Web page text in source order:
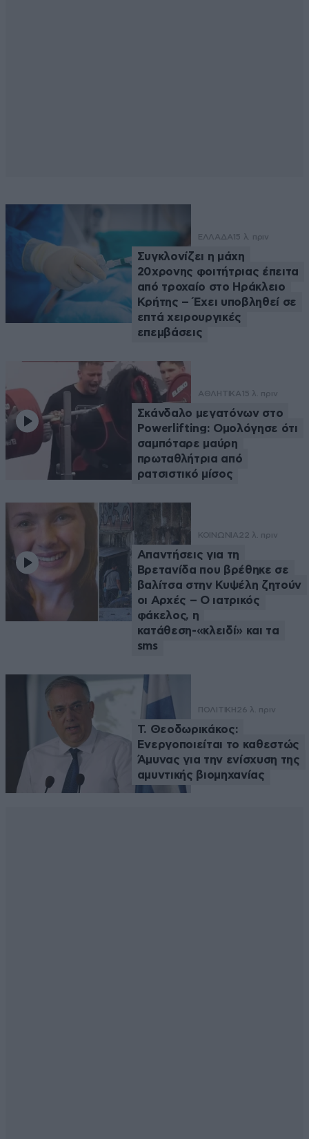
ΕΛΛΑΔΑ 15 λ. πριν
Συγκλονίζει η μάχη
20χρονης φοιτήτριας έπειτα
από τροχαίο στο Ηράκλειο
Κρήτης – Έχει υποβληθεί σε
επτά χειρουργικές
επεμβάσεις
ΑΘΛΗΤΙΚΑ 15 λ. πριν
Σκάνδαλο μεγατόνων στο
Powerlifting: Ομολόγησε ότι
σαμπόταρε μαύρη
πρωταθλήτρια από
ρατσιστικό μίσος
ΚΟΙΝΩΝΙΑ 22 λ. πριν
Απαντήσεις για τη
Βρετανίδα που βρέθηκε σε
βαλίτσα στην Κυψέλη ζητούν
οι Αρχές – Ο ιατρικός
φάκελος, η
κατάθεση-«κλειδί» και τα
sms
ΠΟΛΙΤΙΚΗ26 λ. πριν
Τ. Θεοδωρικάκος:
Ενεργοποιείται το καθεστώς
Άμυνας για την ενίσχυση της
αμυντικής βιομηχανίας